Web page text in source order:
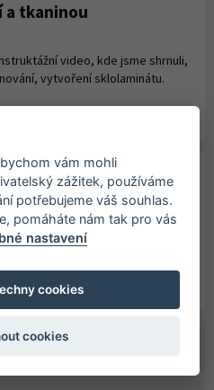
a tkaninou
video, kde jsme shrnuli,
vytvoření sklolaminátu.
v naší nabídce
vám mohli
zážitek, používáme
potřebujeme váš souhlas.
pomáháte nám tak pro vás
nastavení
cookies
cookies